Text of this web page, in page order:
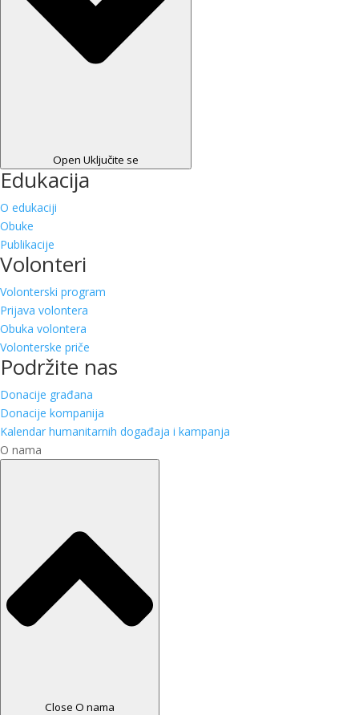
Open Uključite se
Edukacija
O edukaciji
Obuke
Publikacije
Volonteri
Volonterski program
Prijava volontera
Obuka volontera
Volonterske priče
Podržite nas
Donacije građana
Donacije kompanija
Kalendar humanitarnih događaja i kampanja
O nama
Close O nama